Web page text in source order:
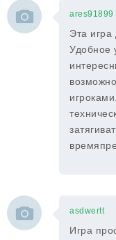
ares91899
Эта игра
Удобное
asdwertt
Игра